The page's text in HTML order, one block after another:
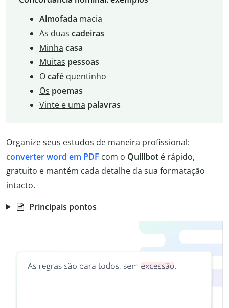
Almofada macia
As duas cadeiras
Minha casa
Muitas pessoas
Ocafé quentinho
Os poemas
Vinte e uma palavras
Organize seus estudos de maneira profissional:
converter word em PDF com o Quillbot é rápido,
gratuito e mantém cada detalhe da sua formatação
intacto.
Principais pontos